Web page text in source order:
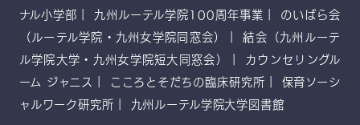
ナル小学部
九州ルーテル学院100周年事業
のいばら会
（ルーテル学院・九州女学院同窓会）
結会（九州ルーテ
ル学院大学・九州女学院短大同窓会）
カウンセリングル
ーム ジャニス
こころとそだちの臨床研究所
保育ソーシ
ャルワーク研究所
九州ルーテル学院大学図書館